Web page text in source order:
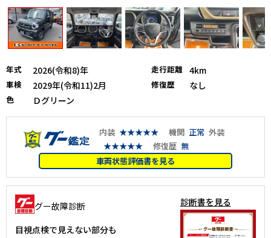
年式 2026(令和8)年 走行距離 4km
車検 2029年(令和11)2月 修復歴 なし
色 Ｄグリーン
内装 ★★★★★ 機関 正常 外装
★★★★★
修復歴 無
車両状態評価書を見る
グー故障診断
目視点検で見えない部分も
診断書を見る